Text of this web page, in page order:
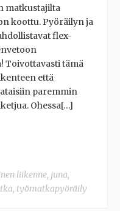
matkustajilta
koottu. Pyöräilyn ja
flex-
Toivottavasti tämä
että
paremmin
Ohessa[…]
liikenne, juna,
, työmatkapyöräily